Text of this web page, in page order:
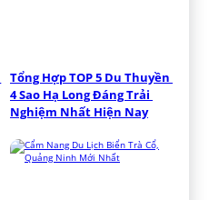
Tổng Hợp TOP 5 Du Thuyền
4 Sao Hạ Long Đáng Trải
Nghiệm Nhất Hiện Nay